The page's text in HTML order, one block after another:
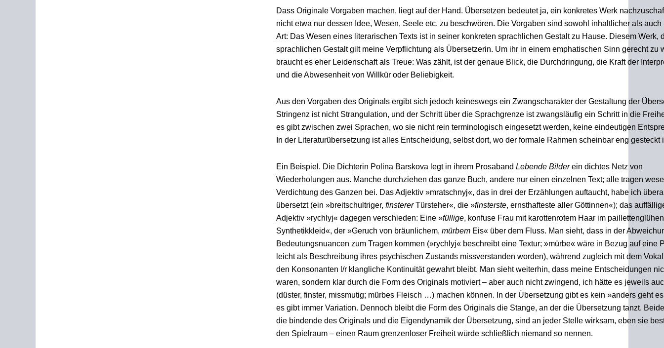
Dass Originale Vorgaben machen, liegt auf der Hand. Übersetzen bedeutet ja, ein konkretes Werk
nicht etwa nur dessen Idee, Wesen, Seele etc. zu beschwören. Die Vorgaben sind sowohl inhaltlicher als auch
Art: Das Wesen eines literarischen Texts ist in seiner konkreten sprachlichen Gestalt zu Hause. Diesem Werk,
sprachlichen Gestalt gilt meine Verpflichtung als Übersetzerin. Um ihr in einem emphatischen Sinn gerecht zu
braucht es eher Leidenschaft als Treue: Was zählt, ist der genaue Blick, die Durchdringung, die Kraft der
und die Abwesenheit von Willkür oder Beliebigkeit.
Aus den Vorgaben des Originals ergibt sich jedoch keineswegs ein Zwangscharakter der Gestaltung der
Stringenz ist nicht Strangulation, und der Schritt über die Sprachgrenze ist zwangsläufig ein Schritt in die
es gibt zwischen zwei Sprachen, wo sie nicht rein terminologisch eingesetzt werden, keine eindeutigen
In der Literaturübersetzung ist alles Entscheidung, selbst dort, wo der formale Rahmen scheinbar eng gesteckt
Ein Beispiel. Die Dichterin Polina Barskova legt in ihrem Prosaband Lebende Bilderein dichtes Netz von
Wiederholungen aus. Manche durchziehen das ganze Buch, andere nur einen einzelnen Text; alle tragen
Verdichtung des Ganzen bei. Das Adjektiv »mratschnyj«, das in drei der Erzählungen auftaucht, habe ich
übersetzt (ein »breitschultriger, finstererTürsteher«, die »finsterste, ernsthafteste aller Göttinnen«); das
Adjektiv »rychlyj« dagegen verschieden: Eine »füllige, konfuse Frau mit karottenrotem Haar im
Synthetikkleid«, der »Geruch von bräunlichem, mürbemEis« über dem Fluss. Man sieht, dass in der
Bedeutungsnuancen zum Tragen kommen (»rychlyj« beschreibt eine Textur; »mürbe« wäre in Bezug auf eine
leicht als Beschreibung ihres psychischen Zustands missverstanden worden), während zugleich mit dem
den Konsonanten l/r klangliche Kontinuität gewahrt bleibt. Man sieht weiterhin, dass meine Entscheidungen
waren, sondern klar durch die Form des Originals motiviert – aber auch nicht zwingend, ich hätte es jeweils
(düster, finster, missmutig; mürbes Fleisch …) machen können. In der Übersetzung gibt es kein »anders geht
es gibt immer Variation. Dennoch bleibt die Form des Originals die Stange, an der die Übersetzung tanzt.
die bindende des Originals und die Eigendynamik der Übersetzung, sind an jeder Stelle wirksam, eben sie
den Spielraum – einen Raum grenzenloser Freiheit würde schließlich niemand so nennen.